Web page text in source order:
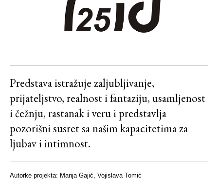
Predstava istražuje zaljubljivanje,
prijateljstvo, realnost i fantaziju, usamljenost
i čežnju, rastanak i veru i predstavlja
pozorišni susret sa našim kapacitetima za
ljubav i intimnost.
Autorke projekta: Marija Gajić, Vojislava Tomić